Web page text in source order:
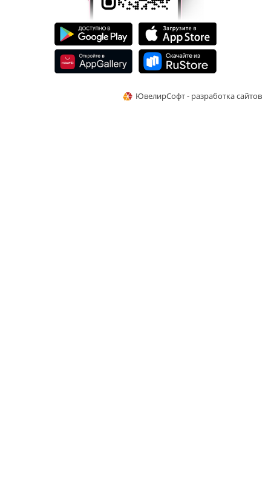
ЮвелирСофт - разработка сайтов